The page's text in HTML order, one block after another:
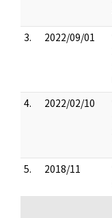
3.
2022/09/01
4.
2022/02/10
5.
2018/11